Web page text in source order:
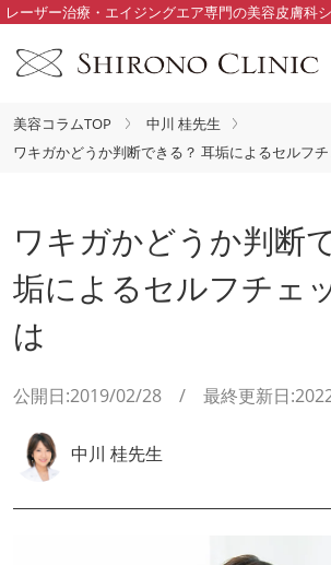
レーザー治療・エイジングエア専門の美容皮膚科
美容コラムTOP
中川 桂先生
ワキガかどうか判断できる？ 耳垢によるセルフ
ワキガかどうか判断
垢によるセルフチェ
は
公開日:2019/02/28 / 最終更新日
中川 桂先生